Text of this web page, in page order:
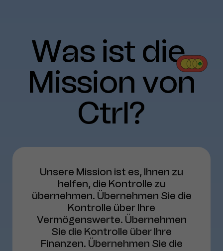
Was ist die
Mission von
Ctrl?
Unsere Mission ist es, Ihnen zu
helfen, die Kontrolle zu
übernehmen. Übernehmen Sie die
Kontrolle über Ihre
Vermögenswerte. Übernehmen
Sie die Kontrolle über Ihre
Finanzen. Übernehmen Sie die